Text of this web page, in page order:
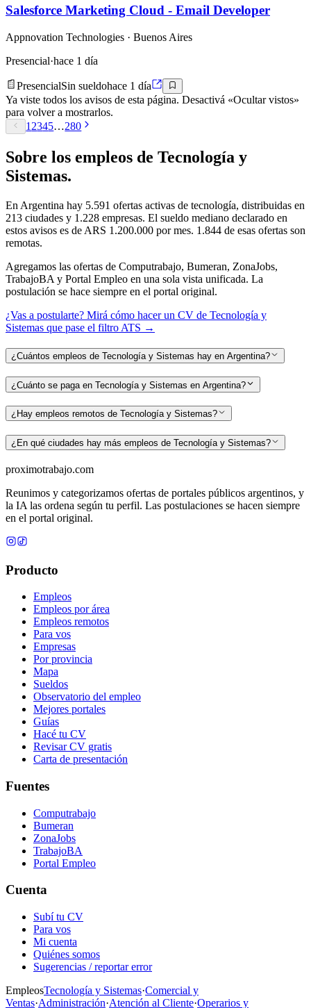
Salesforce Marketing Cloud - Email Developer
Appnovation Technologies · Buenos Aires
Presencial·hace 1 día
PresencialSin sueldohace 1 día
Ya viste todos los avisos de esta página. Desactivá «Ocultar vistos»
para volver a mostrarlos.
1 2345…280
Sobre los empleos de Tecnología y
Sistemas.
En Argentina hay 5.591 ofertas activas de tecnología, distribuidas en
213 ciudades y 1.228 empresas. El sueldo mediano declarado en
estos avisos es de ARS 1.200.000 por mes. 1.844 de esas ofertas son
remotas.
Agregamos las ofertas de Computrabajo, Bumeran, ZonaJobs,
TrabajoBA y Portal Empleo en una sola vista unificada. La
postulación se hace siempre en el portal original.
¿Vas a postularte? Mirá cómo hacer un CV de Tecnología y
Sistemas que pase el filtro ATS →
¿Cuántos empleos de Tecnología y Sistemas hay en Argentina?
¿Cuánto se paga en Tecnología y Sistemas en Argentina?
¿Hay empleos remotos de Tecnología y Sistemas?
¿En qué ciudades hay más empleos de Tecnología y Sistemas?
proximotrabajo.com
Reunimos y categorizamos ofertas de portales públicos argentinos, y
la IA las ordena según tu perfil. Las postulaciones se hacen siempre
en el portal original.
Producto
Empleos
Empleos por área
Empleos remotos
Para vos
Empresas
Por provincia
Mapa
Sueldos
Observatorio del empleo
Mejores portales
Guías
Hacé tu CV
Revisar CV gratis
Carta de presentación
Fuentes
Computrabajo
Bumeran
ZonaJobs
TrabajoBA
Portal Empleo
Cuenta
Subí tu CV
Para vos
Mi cuenta
Quiénes somos
Sugerencias / reportar error
EmpleosTecnología y Sistemas·Comercial y
Ventas·Administración·Atención al Cliente·Operarios y